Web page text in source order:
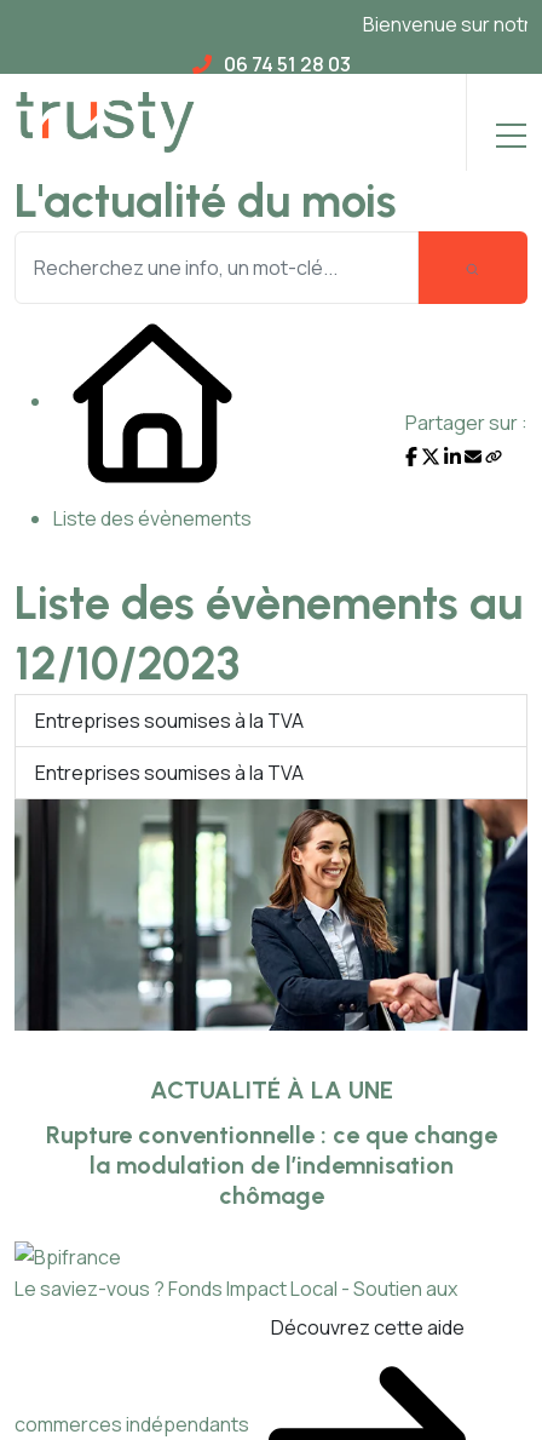
Bienvenue sur notre
06 74 51 28 03
L'actualité du mois
Liste des évènements
Partager sur :
Liste des évènements au
12/10/2023
Entreprises soumises à la TVA
Entreprises soumises à la TVA
ACTUALITÉ À LA UNE
Rupture conventionnelle : ce que change
la modulation de l’indemnisation
chômage
Le saviez-vous ?Fonds Impact Local - Soutien aux
commerces indépendants
Découvrez cette aide